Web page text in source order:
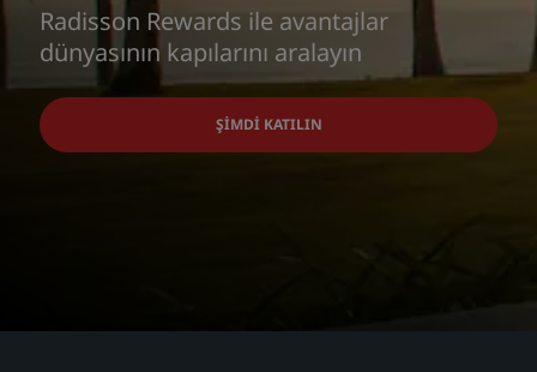
Radisson Rewards ile avantajlar
dünyasının kapılarını aralayın
ŞIMDI KATILIN